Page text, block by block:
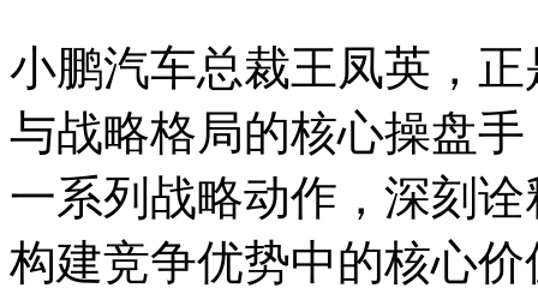
小鹏汽车总裁王凤英，
与战略格局的核心操盘
一系列战略动作，深刻
构建竞争优势中的核心